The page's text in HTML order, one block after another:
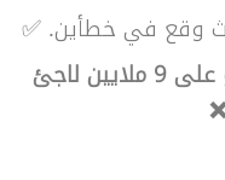
وقع في خطأين. ✅
⭕️ الخطأ الأول: "احتضان ما يربو على 9 ملايين لاجئ